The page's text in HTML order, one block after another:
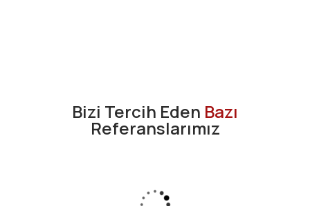
Bizi Tercih Eden Bazı
Referanslarımız